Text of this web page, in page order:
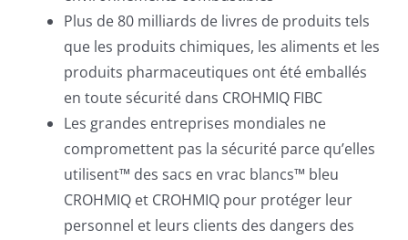
Plus de 80 milliards de livres de produits tels
que les produits chimiques, les aliments et les
produits pharmaceutiques ont été emballés
en toute sécurité dans CROHMIQ FIBC
Les grandes entreprises mondiales ne
compromettent pas la sécurité parce qu’elles
utilisent™ des sacs en vrac blancs™ bleu
CROHMIQ et CROHMIQ pour protéger leur
personnel et leurs clients des dangers des